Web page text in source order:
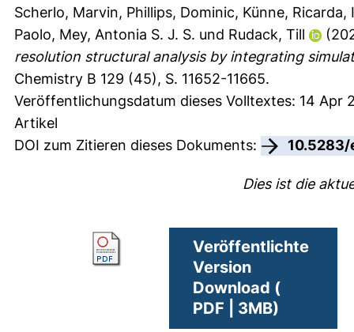
Scherlo, Marvin, Phillips, Dominic, Künne, Ricarda,
Paolo, Mey, Antonia S. J. S. und Rudack, Till
resolution structural analysis by integrating
Chemistry B 129 (45), S. 11652-11665.
Veröffentlichungsdatum dieses Volltextes: 14 Apr
Artikel
DOI zum Zitieren dieses Dokuments:
10.5283/
Dies ist die
Veröffentlichte
Version
Download (
PDF | 3MB)